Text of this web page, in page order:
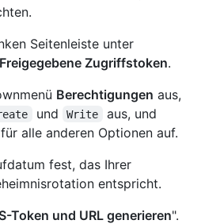
Seitenleiste unter
Freigegebene Zugriffstoken.
Berechtigungen aus,
und Write
aus, und
alle anderen Optionen auf.
fest, das Ihrer
entspricht.
Token und URL generieren".